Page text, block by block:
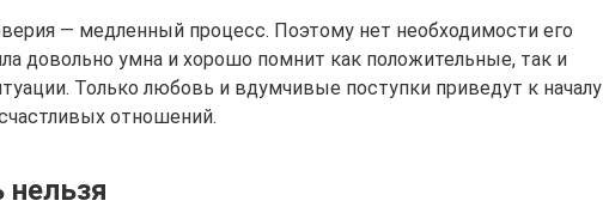
— медленный процесс. Поэтому нет необходимости его
довольно умна и хорошо помнит как положительные, так и
Только любовь и вдумчивые поступки приведут к началу
отношений.
нельзя